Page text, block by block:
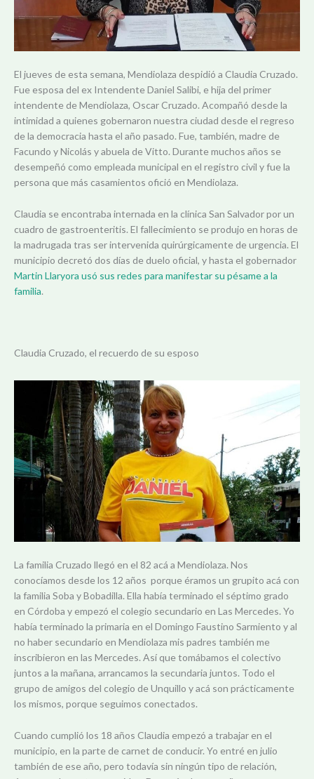
El jueves de esta semana, Mendiolaza despidió a Claudia Cruzado.
Fue esposa del ex Intendente Daniel Salibi, e hija del primer
intendente de Mendiolaza, Oscar Cruzado. Acompañó desde la
intimidad a quienes gobernaron nuestra ciudad desde el regreso
de la democracia hasta el año pasado. Fue, también, madre de
Facundo y Nicolás y abuela de Vitto. Durante muchos años se
desempeñó como empleada municipal en el registro civil y fue la
persona que más casamientos ofició en Mendiolaza.
Claudia se encontraba internada en la clínica San Salvador por un
cuadro de gastroenteritis. El fallecimiento se produjo en horas de
la madrugada tras ser intervenida quirúrgicamente de urgencia. El
municipio decretó dos días de duelo oficial, y hasta el gobernador
Martin Llaryora usó sus redes para manifestar su pésame a la
familia.
Claudia Cruzado, el recuerdo de su esposo
La familia Cruzado llegó en el 82 acá a Mendiolaza. Nos
conocíamos desde los 12 años porque éramos un grupito acá con
la familia Soba y Bobadilla. Ella había terminado el séptimo grado
en Córdoba y empezó el colegio secundario en Las Mercedes. Yo
había terminado la primaria en el Domingo Faustino Sarmiento y al
no haber secundario en Mendiolaza mis padres también me
inscribieron en las Mercedes. Así que tomábamos el colectivo
juntos a la mañana, arrancamos la secundaria juntos. Todo el
grupo de amigos del colegio de Unquillo y acá son prácticamente
los mismos, porque seguimos conectados.
Cuando cumplió los 18 años Claudia empezó a trabajar en el
municipio, en la parte de carnet de conducir. Yo entré en julio
también de ese año, pero todavía sin ningún tipo de relación,